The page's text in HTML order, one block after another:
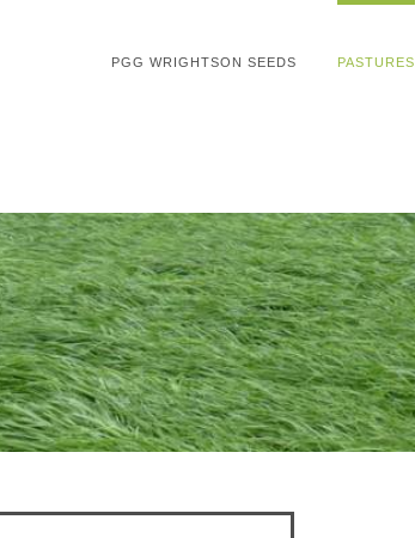
PGG WRIGHTSON SEEDS PASTURES